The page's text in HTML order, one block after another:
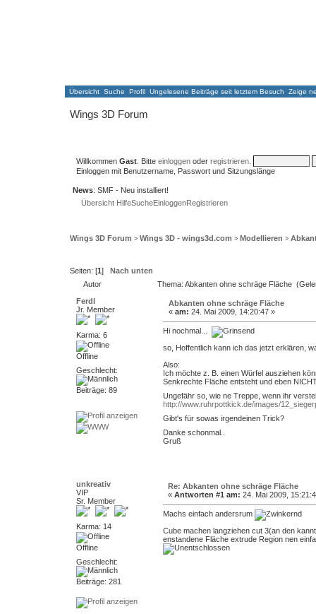
Übersicht Suche Profil Ungelesene Beiträge seit letztem Besuch Zeige
Wings 3D Forum
Willkommen Gast. Bitte einloggenoder registrieren.
Einloggen mit Benutzername, Passwort und Sitzungslänge
News: SMF - Neu installiert!
Übersicht HilfeSucheEinloggenRegistrieren
Wings 3D Forum > Wings 3D - wings3d.com > Modellieren >
Seiten: [1] Nach unten
Autor
Thema: Abkanten ohne schräge Fläche
Ferdl
Jr. Member
Karma: 6
Offline
Geschlecht:
Beiträge: 89
Abkanten ohne schräge Fläche
« am: 24. Mai 2009, 14:20:47 »
Hi nochmal...
so, Hoffentlich kann ich das jetzt erklären,
Also:
Ich möchte z. B. einen Würfel ausziehen
Senkrechte Fläche entsteht und eben
Ungefähr so, wie ne Treppe, wenn ihr
http://www.ruhrpottkick.de/images/
Gibt's für sowas irgendeinen Trick?
Danke schonmal..
Gruß
unkreativ
VIP
Sr. Member
Karma: 14
Offline
Geschlecht:
Beiträge: 281
Re: Abkanten ohne schräge Fläche
« Antworten #1 am: 24. Mai 2009,
Machs einfach andersrum
Cube machen langziehen cut 3(an den
enstandene Fläche extrude Region nen